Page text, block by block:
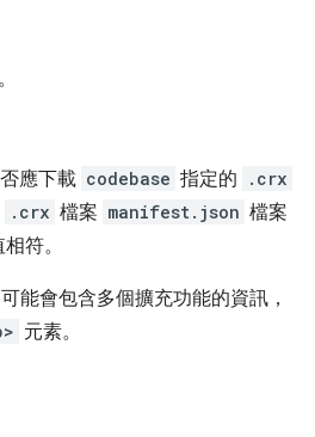
應下載 codebase 指定的 .crx
.crx 檔案 manifest.json 檔案
符。
能會包含多個擴充功能的資訊，
元素。